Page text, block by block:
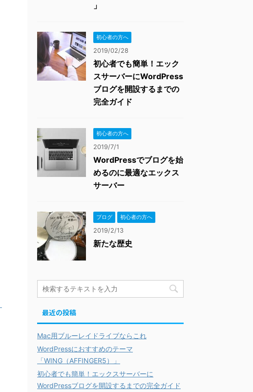
」
初心者の方へ
2019/02/28
初心者でも簡単！エック
スサーバーにWordPress
ブログを開設するまでの
完全ガイド
初心者の方へ
2019/7/1
WordPressでブログを始
めるのに最適なエックス
サーバー
ブログ 初心者の方へ
2019/2/13
新たな歴史
最近の投稿
Mac用ブルーレイドライブならこれ
WordPressにおすすめのテーマ
「WING（AFFINGER5）」
初心者でも簡単！エックスサーバーに
WordPressブログを開設するまでの完全ガイド